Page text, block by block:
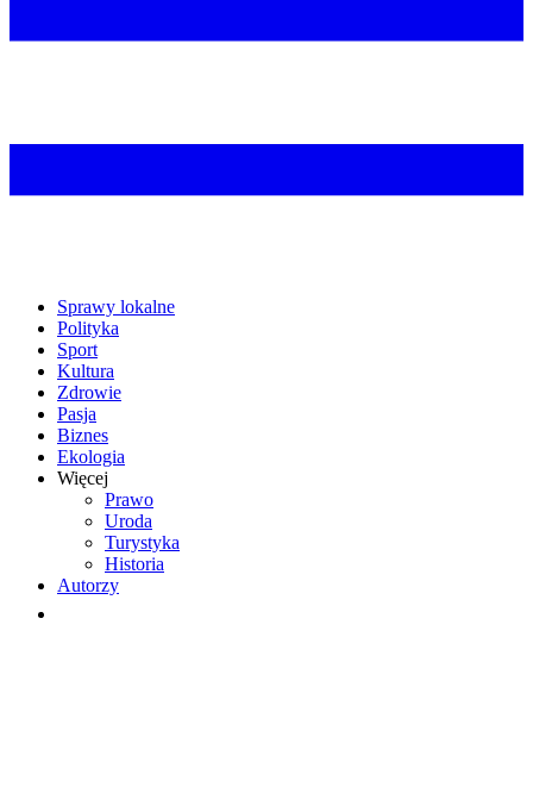
Sprawy lokalne
Polityka
Sport
Kultura
Zdrowie
Pasja
Biznes
Ekologia
Więcej
Prawo
Uroda
Turystyka
Historia
Autorzy